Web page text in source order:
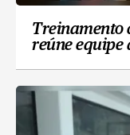
Treinamento
reúne equipe